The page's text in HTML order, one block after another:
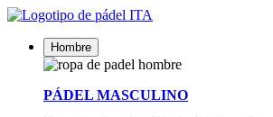
Hombre
PÁDEL MASCULINO